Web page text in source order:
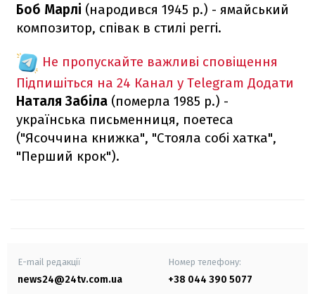
Боб Марлі (народився 1945 р.) - ямайський
композитор, співак в стилі реггі.
Не пропускайте важливі сповіщення
Підпишіться на 24 Канал у Telegram Додати
Наталя Забіла (померла 1985 р.) -
українська письменниця, поетеса
("Ясоччина книжка", "Стояла собі хатка",
"Перший крок").
E-mail редакції
news24@24tv.com.ua
Номер телефону:
+38 044 390 5077